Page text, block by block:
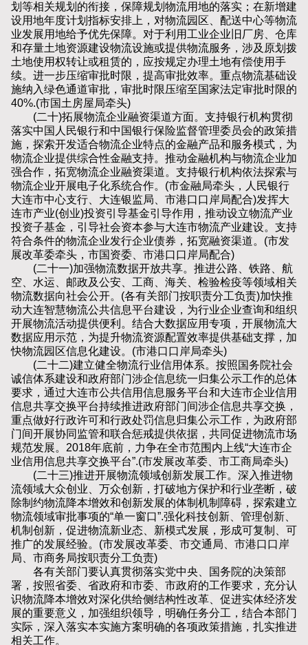
划等相关规划的衔接，保障规划物流用地的落实；在新增建
设用地年度计划指标安排上，对物流园区、配送中心等物流
业发展用地给予优先保障。对于利用工业企业旧厂房、仓库
和存量土地资源建设物流设施或提供物流服务，涉及原划拨
土地使用权转让或租赁的，应按规定办理土地有偿使用手
续。进一步压缩审批时限，提高审批效率。重点物流基础设
施纳入绿色通道审批，审批时限压缩至国家法定审批时限的
40%.(市国土房屋局牵头)
(二十)拓展物流企业融资渠道方面。支持银行机构贯彻
落实中国人民银行和中国银行保险监督管理委员会的政策措
施，探索开发适合物流企业特点的金融产品和服务模式，为
物流企业提供综合性金融支持。推动金融机构与物流企业加
强合作，拓宽物流企业融资渠道。支持银行机构依法探索与
物流企业开展电子化系统合作。(市金融局牵头，人民银行
大连市中心支行、大连银监局、市港口口岸局配合)发挥大
连市产业(创业)投资引导基金引导作用，推动设立物流产业
投资子基金，引导社会资本参与大连市物流产业建设。支持
符合条件的物流企业发行企业债券，拓宽融资渠道。(市发
展改革委牵头，市国资委、市港口口岸局配合)
(二十一)加强物流数据开放共享。推进公路、铁路、航
空、水运、邮政及公安、工商、海关、检验检疫等领域相关
物流数据向社会公开。(各有关部门按职责分工负责)加快推
动大连智慧物流公共信息平台建设，为行业企业查询和组织
开展物流活动提供便利。结合大数据应用专项，开展物流大
数据应用示范，为提升物流资源配置效率提供基础支撑，加
快物流园区信息化建设。(市港口口岸局牵头)
(二十二)建立健全物流行业信用体系。按照国务院社会
诚信体系建设和政府部门涉企信息统一归集公示工作的总体
要求，通过大连市公共信用信息服务平台和大连市企业信用
信息共享交换平台持续推进政府部门间涉企信息共享交换，
重点做好行政许可和行政处罚信息归集公示工作，为政府部
门间开展协同监管和联合惩戒提供依据，共同促进物流市场
规范发展。2018年底前，力争在全市范围内上线“大连市企
业信用信息共享交换平台”.(市发展改革委、市工商局牵头)
(二十三)推进开展物流领域创新发展工作。深入推进物
流领域大众创业、万众创新，打破地方保护和行业垄断，破
除制约物流降本增效和创新发展的体制机制障碍，探索建立
物流领域审批事项的“单一窗口”.强化科技创新、管理创新、
机制创新，促进物流新业态、新模式发展，形成可复制、可
推广的发展经验。(市发展改革委、市交通局、市港口口岸
局、市商务局按职责分工负责)
各有关部门要认真贯彻落实党中央、国务院的决策部
署，按照省委、省政府和市委、市政府的工作要求，充分认
识物流降本增效对深化供给侧结构性改革、促进实体经济发
展的重要意义，加强组织领导，明确任务分工，结合本部门
实际，深入落实本实施方案明确的各项政策措施，扎实推进
相关工作。